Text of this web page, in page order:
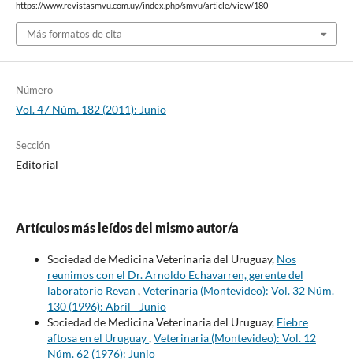
https://www.revistasmvu.com.uy/index.php/smvu/article/view/180
Más formatos de cita
Número
Vol. 47 Núm. 182 (2011): Junio
Sección
Editorial
Artículos más leídos del mismo autor/a
Sociedad de Medicina Veterinaria del Uruguay, Nos
reunimos con el Dr. Arnoldo Echavarren, gerente del
laboratorio Revan ,Veterinaria (Montevideo): Vol. 32 Núm.
130 (1996): Abril - Junio
Sociedad de Medicina Veterinaria del Uruguay, Fiebre
aftosa en el Uruguay,Veterinaria (Montevideo): Vol. 12
Núm. 62 (1976): Junio